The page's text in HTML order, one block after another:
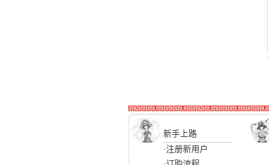
新手上路
·注册新用户